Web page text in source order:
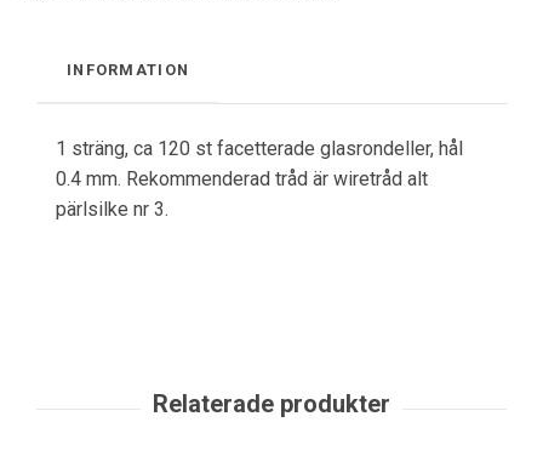
INFORMATION
1 sträng, ca 120 st facetterade glasrondeller, hål
0.4 mm. Rekommenderad tråd är wiretråd alt
pärlsilke nr 3.